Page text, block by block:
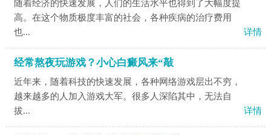
随着经济的快速发展，人们的生活水平也得到了大幅度提
高。在这个物质极度丰富的社会，各种疾病的治疗费用
也...
详情
经常熬夜玩游戏？小心白癜风来“敲
近年来，随着科技的快速发展，各种网络游戏层出不穷，
越来越多的人加入游戏大军。很多人深陷其中，无法自
拔...
详情